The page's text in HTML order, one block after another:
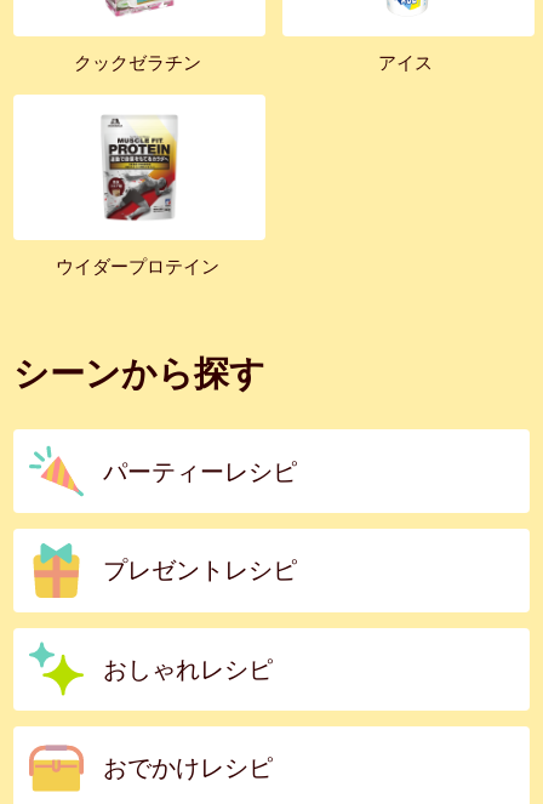
クックゼラチン アイス
ウイダープロテイン
シーンから探す
パーティーレシピ
プレゼントレシピ
おしゃれレシピ
おでかけレシピ